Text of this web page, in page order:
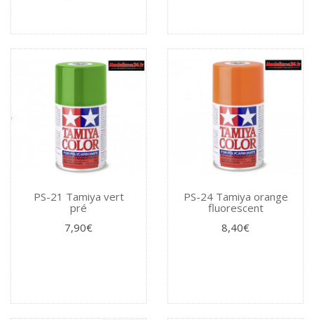
PS-21 Tamiya vert
pré
7,90€
PS-24 Tamiya orange
fluorescent
8,40€